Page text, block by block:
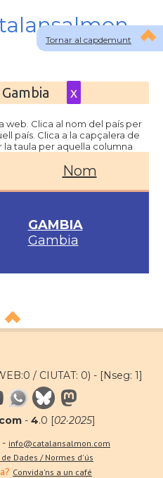
Tornar al capdemunt
x
web. Clica al nom del país per
país. Clica a la capçalera de
taula per aquella columna
Nom
GAMBIA
Gambia
/ CIUTAT: 0) - [Nseg: 1]
- 4.0 [02·2025]
- info@catalansalmon.com
Dades / Normes d'ús
Convida'ns a un café